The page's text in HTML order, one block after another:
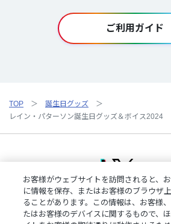
ご利用ガイド
TOP
誕生日グッズ
レイン・パターソン誕生日グッズ＆ボイス2024
ご利用規約プライバシーポリシー
特
お客様がウェブサイトを訪問されると、
に情報を保存、またはお客様のブラウザ
ることがあります。この情報は、お客様
たはお客様のデバイスに関するもので、